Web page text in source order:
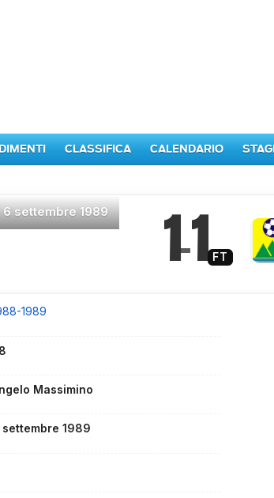
CLASSIFICA CALENDARIO
6 settembre 1989 1–1 FT
1989
Massimino
settembre 1989